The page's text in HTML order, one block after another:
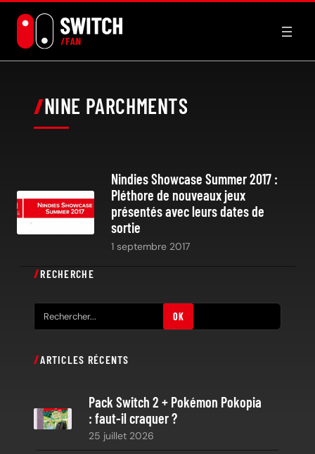
contenu
NINE PARCHMENTS
Nindies Showcase Summer 2017 :
Pléthore de nouveaux jeux
présentés avec leurs dates de
sortie
1 septembre 2017
RECHERCHE
e
h
OK
ARTICLES RÉCENTS
Pack Switch 2 + Pokémon Pokopia
: faut-il craquer ?
25 juillet 2026